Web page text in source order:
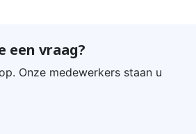
een vraag?
Onze medewerkers staan u